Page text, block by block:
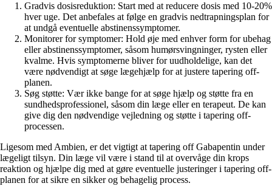
Gradvis dosisreduktion: Start med at reducere dosis med 10-20%
hver uge. Det anbefales at følge en gradvis nedtrapningsplan for
at undgå eventuelle abstinenssymptomer.
Monitorer for symptomer: Hold øje med enhver form for ubehag
eller abstinenssymptomer, såsom humørsvingninger, rysten eller
kvalme. Hvis symptomerne bliver for uudholdelige, kan det
være nødvendigt at søge lægehjælp for at justere tapering off-
planen.
Søg støtte: Vær ikke bange for at søge hjælp og støtte fra en
sundhedsprofessionel, såsom din læge eller en terapeut. De kan
give dig den nødvendige vejledning og støtte i tapering off-
processen.
Ligesom med Ambien, er det vigtigt at tapering off Gabapentin under
lægeligt tilsyn. Din læge vil være i stand til at overvåge din krops
reaktion og hjælpe dig med at gøre eventuelle justeringer i tapering off-
planen for at sikre en sikker og behagelig process.